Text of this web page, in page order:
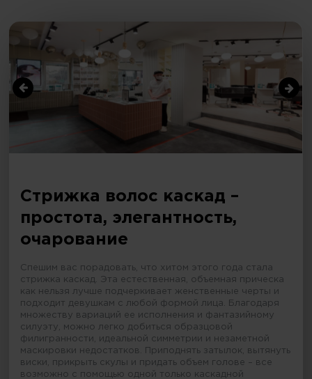
Стрижка волос каскад –
простота, элегантность,
очарование
Спешим вас порадовать, что хитом этого года стала
стрижка каскад. Эта естественная, объемная прическа
как нельзя лучше подчеркивает женственные черты и
подходит девушкам с любой формой лица. Благодаря
множеству вариаций ее исполнения и фантазийному
силуэту, можно легко добиться образцовой
филигранности, идеальной симметрии и незаметной
маскировки недостатков. Приподнять затылок, вытянуть
виски, прикрыть скулы и придать объем голове – все
возможно с помощью одной только каскадной